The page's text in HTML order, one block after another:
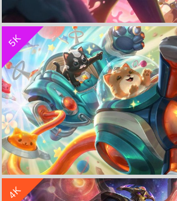
太空律动-内瑟斯《英雄联盟LOL》
5K
太空律动-布里茨《英雄联盟LOL
4K